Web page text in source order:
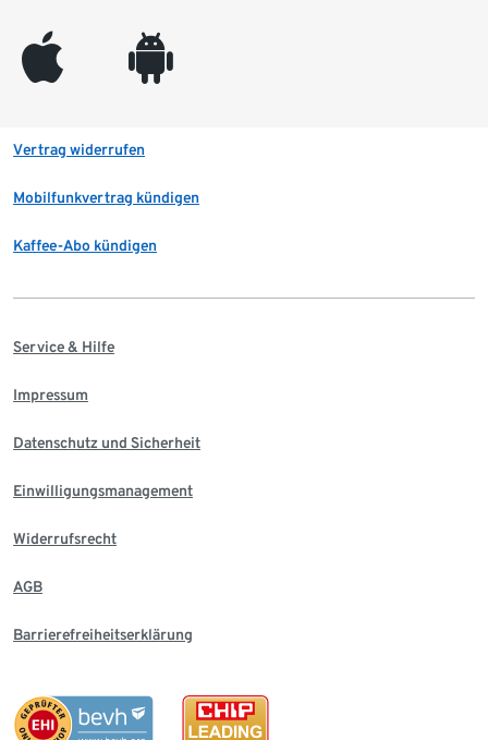
appleinc android
Vertrag widerrufen
Mobilfunkvertrag kündigen
Kaffee-Abo kündigen
Service & Hilfe
Impressum
Datenschutz und Sicherheit
Einwilligungsmanagement
Widerrufsrecht
AGB
Barrierefreiheitserklärung